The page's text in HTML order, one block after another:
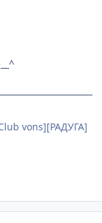
vons][РАДУГА]